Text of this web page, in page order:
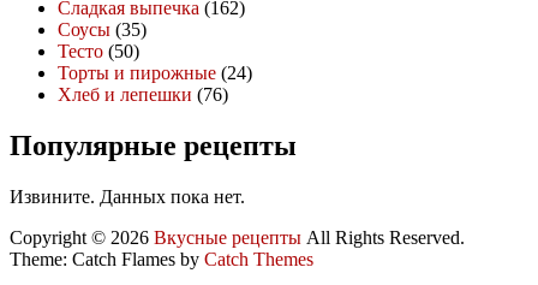
Сладкая выпечка (162)
Соусы (35)
Тесто (50)
Торты и пирожные (24)
Хлеб и лепешки (76)
Популярные рецепты
Извините. Данных пока нет.
Copyright © 2026 Вкусные рецепты All Rights Reserved.
Theme: Catch Flames by Catch Themes